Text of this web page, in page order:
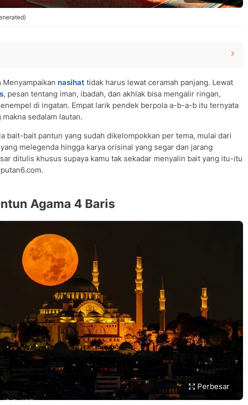
Agama 4 Baris
Menyampaikan Nasihat?
Klasik Melayu yang Melegenda
tentang Sholat dan Ibadah
tentang Menuntut Ilmu
tentang Sedekah dan Akhlak
tentang Mengingat Akhirat
Singkat untuk Caption Media Sosial
Pantun
Agama 4 Baris
Pantun Agama
Diajukan Seputar Panjun Agama
dengan pantun agama 4 baris?
bisa diangkat dalam pantun agama 4 baris?
pantun agama 4 baris yang baik?
Menyampaikan nasihat tidak harus lewat ceramah panjang. Lewat
, pesan tentang iman, ibadah, dan akhlak bisa mengalir ringan,
di ingatan. Empat larik pendek berpola a-b-a-b itu ternyata
sedalam lautan.
bait-bait pantun yang sudah dikelompokkan per tema, mulai dari
melegenda hingga karya orisinal yang segar dan jarang
ditulis khusus supaya kamu tak sekadar menyalin bait yang itu-itu
Agama 4 Baris
Perbesar